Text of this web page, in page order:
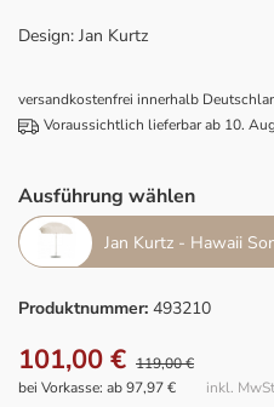
Design: Jan Kurtz
versandkostenfrei innerhalb
Voraussichtlich lieferbar ab 10.
Ausführung wählen
Jan Kurtz - Hawaii
Produktnummer: 493210
101,00 € 119,00 €
inkl.
bei Vorkasse: ab 97,97 €